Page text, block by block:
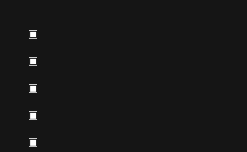
▣
▣
▣
▣
▣